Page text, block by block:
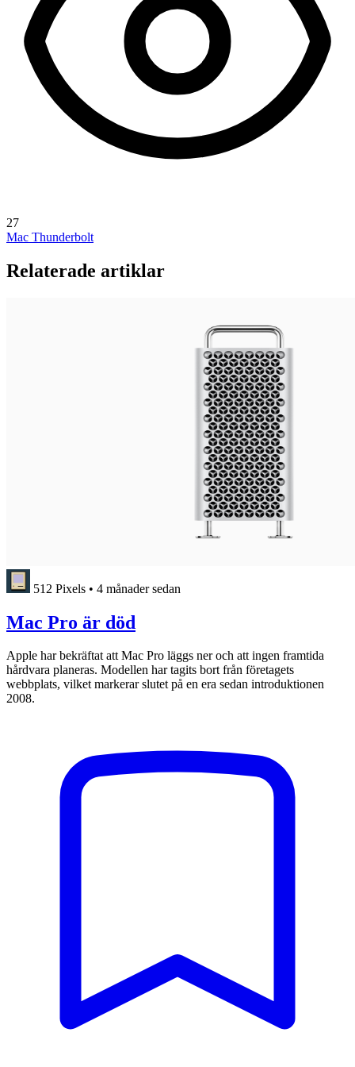
27
Mac Thunderbolt
Relaterade artiklar
512 Pixels • 4 månader sedan
Mac Pro är död
Apple har bekräftat att Mac Pro läggs ner och att ingen framtida
hårdvara planeras. Modellen har tagits bort från företagets
webbplats, vilket markerar slutet på en era sedan introduktionen
2008.